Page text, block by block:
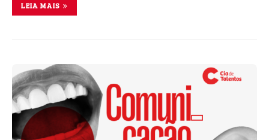
LEIA MAIS